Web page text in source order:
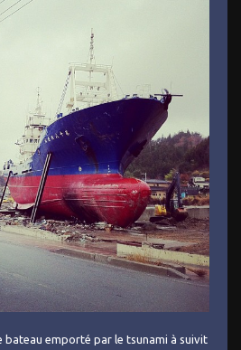
bateau emporté par le tsunami à suivit